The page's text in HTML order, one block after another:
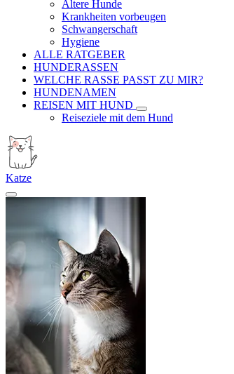
Ältere Hunde
Krankheiten vorbeugen
Schwangerschaft
Hygiene
ALLE RATGEBER
HUNDERASSEN
WELCHE RASSE PASST ZU MIR?
HUNDENAMEN
REISEN MIT HUND
Reiseziele mit dem Hund
Katze